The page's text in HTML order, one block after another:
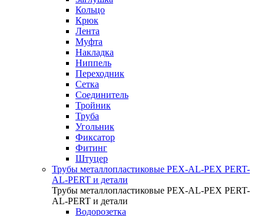
Кольцо
Крюк
Лента
Муфта
Накладка
Ниппель
Переходник
Сетка
Соединитель
Тройник
Труба
Угольник
Фиксатор
Фитинг
Штуцер
Трубы металлопластиковые PEX-AL-PEX PERT-
AL-PERT и детали
Трубы металлопластиковые PEX-AL-PEX PERT-
AL-PERT и детали
Водорозетка